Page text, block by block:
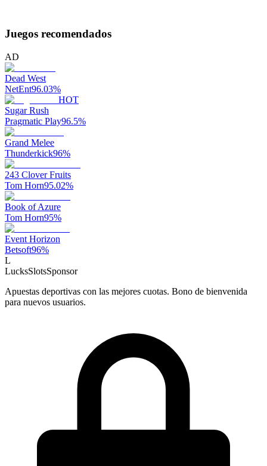
Juegos recomendados
AD
Dead West
NetEnt96.03%
HOT
Sugar Rush
Pragmatic Play96.5%
Grand Melee
Thunderkick96%
243 Clover Fruits
Tom Horn95.02%
Book of Azure
Tom Horn95%
Event Horizon
Betsoft96%
L
LucksSlotsSponsor
Apuestas deportivas con las mejores cuotas. Bono de bienvenida
para nuevos usuarios.